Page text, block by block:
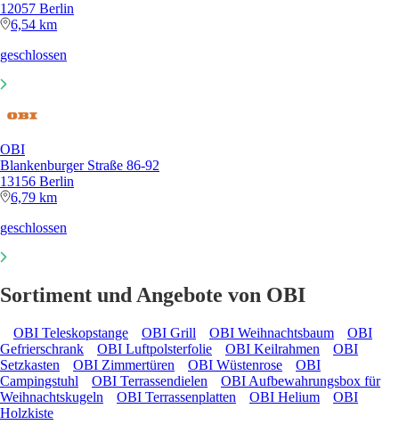
12057 Berlin
6,54 km
geschlossen
OBI
Blankenburger Straße 86-92
13156 Berlin
6,79 km
geschlossen
Sortiment und Angebote von OBI
OBI Teleskopstange OBI Grill OBI Weihnachtsbaum
OBI
Gefrierschrank
OBI Luftpolsterfolie OBI Keilrahmen
OBI
Setzkasten
OBI Zimmertüren OBI Wüstenrose
OBI
Campingstuhl
OBI Terrassendielen
OBI Aufbewahrungsbox für
Weihnachtskugeln
OBI Terrassenplatten OBI Helium
OBI
Holzkiste